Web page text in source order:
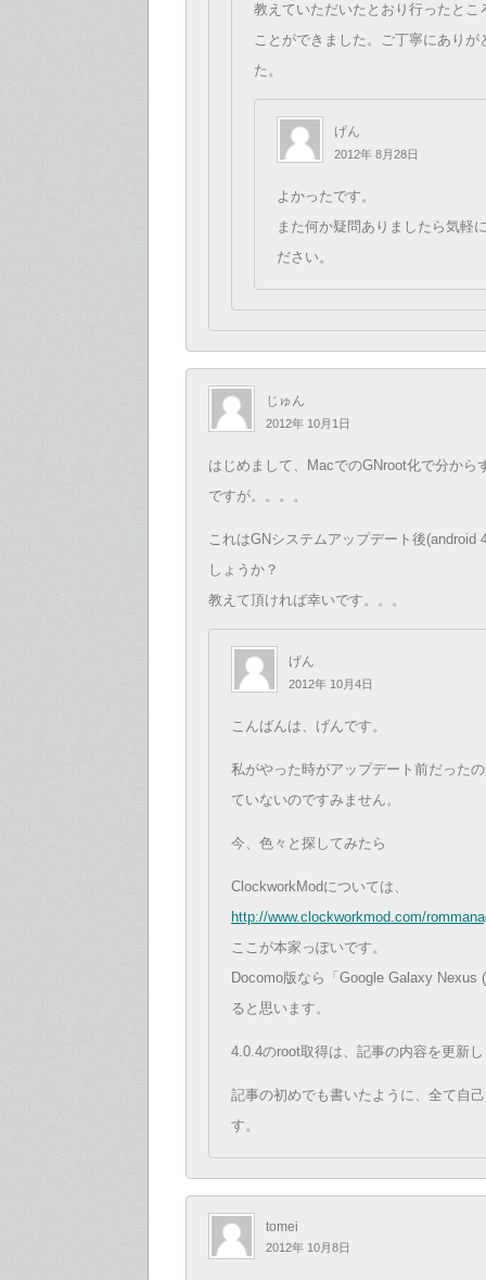
教えていただいたとおり行ったとこ
ことができました。ご丁寧にありが
た。
げん
2012年 8月28日
よかったです。
また何か疑問ありましたら気軽
ださい。
じゅん
2012年 10月1日
はじめまして、MacでのGNroot化で分から
ですが。。。。
これはGNシステムアップデート後(android
しょうか？
教えて頂ければ幸いです。。。
げん
2012年 10月4日
こんばんは、げんです。
私がやった時がアップデート前だった
ていないのですみません。
今、色々と探してみたら
ClockworkModについては、
http://www.clockworkmod.com/
ここが本家っぽいです。
Docomo版なら「Google Galaxy Nexus
ると思います。
4.0.4のroot取得は、記事の内容を更新
記事の初めでも書いたように、全て自
す。
tomei
2012年 10月8日